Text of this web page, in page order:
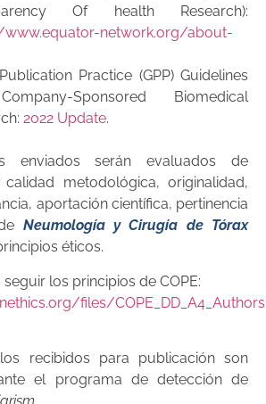
Of health Research):
www.equator-network.org/about-
Practice (GPP) Guidelines
Sponsored Biomedical
2022 Update.
enviados serán evaluados de
metodológica, originalidad,
aportación científica, pertinencia
Neumología y Cirugía de Tórax
éticos.
los principios de COPE:
files/
recibidos para publicación son
el programa de detección de